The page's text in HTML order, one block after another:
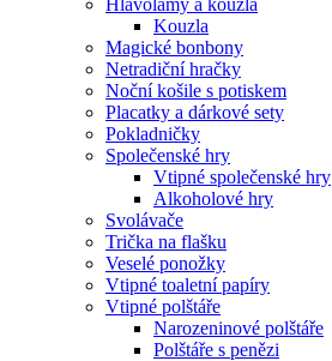
Kouzla
Magické bonbony
Netradiční hračky
Noční košile s potiskem
Placatky a dárkové sety
Pokladničky
Společenské hry
Vtipné společenské hry
Alkoholové hry
Svolávače
Trička na flašku
Veselé ponožky
Vtipné toaletní papíry
Vtipné polštáře
Narozeninové polštáře
Polštáře s penězi